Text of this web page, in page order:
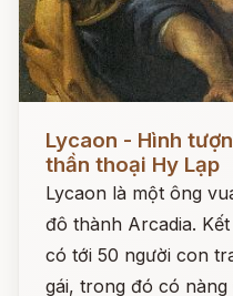
Lycaon - Hình
thần thoại Hy Lạp
Lycaon là một ông
đô thành Arcadia.
có tới 50 người con
gái, trong đó có